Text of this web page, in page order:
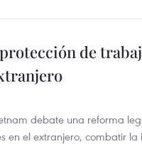
de
debate una reforma
en el extranjero, combatir